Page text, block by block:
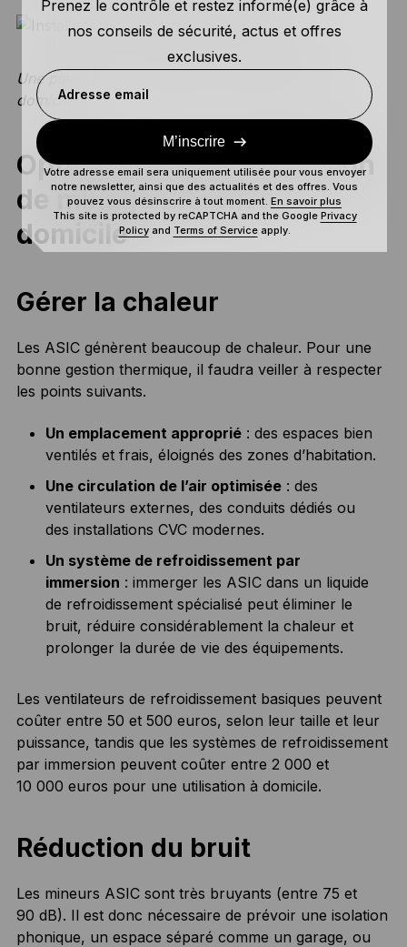
Une plateforme complète de minage de BTC à
domicile
Optimiser votre installation
de minage Bitcoin à
domicile
Gérer la chaleur
Les ASIC génèrent beaucoup de chaleur. Pour une
bonne gestion thermique, il faudra veiller à respecter
les points suivants.
Un emplacement approprié: des espaces bien
ventilés et frais, éloignés des zones d’habitation.
Une circulation de l’air optimisée: des
ventilateurs externes, des conduits dédiés ou
des installations CVC modernes.
Un système de refroidissement par
immersion : immerger les ASIC dans un liquide
de refroidissement spécialisé peut éliminer le
bruit, réduire considérablement la chaleur et
prolonger la durée de vie des équipements.
Les ventilateurs de refroidissement basiques peuvent
coûter entre 50 et 500 euros, selon leur taille et leur
puissance, tandis que les systèmes de refroidissement
par immersion peuvent coûter entre 2 000 et
10 000 euros pour une utilisation à domicile.
Réduction du bruit
Les mineurs ASIC sont très bruyants (entre 75 et
90 dB). Il est donc nécessaire de prévoir une isolation
phonique, un espace séparé comme un garage, ou
Prenez le contrôle et restez informé(e) grâce à
nos conseils de sécurité, actus et offres
exclusives.
Adresse email
M’inscrire
Votre adresse email sera uniquement utilisée pour vous envoyer
notre newsletter, ainsi que des actualités et des offres. Vous
pouvez vous désinscrire à tout moment. En savoir plus
This site is protected by reCAPTCHA and the Google Privacy
Policyand Terms of Serviceapply.